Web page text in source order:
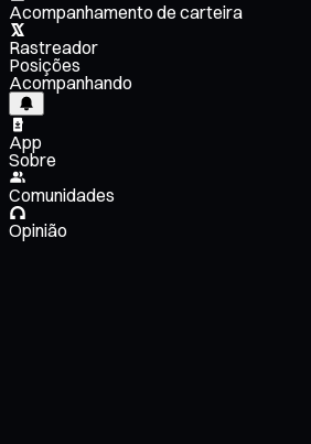
Acompanhamento de carteira
Rastreador
Posições
Acompanhando
App
Sobre
Comunidades
Opinião